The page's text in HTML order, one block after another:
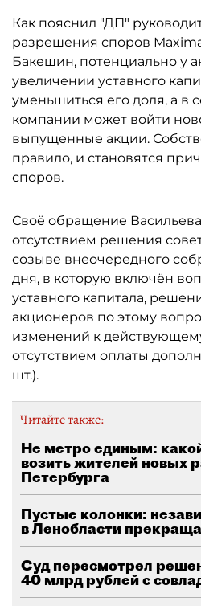
Как пояснил "ДП"
разрешения споров
Бакешин, потенциально у
увеличении уставного
уменьшиться его доля, а в
компании может войти
выпущенные акции.
правило, и становятся
споров.
Своё обращение
отсутствием решения
созыве внеочередного
дня, в которую включён
уставного капитала,
акционеров по этому
изменений к
отсутствием оплаты
шт.).
Читайте также:
Не метро единым:
возить жителей новых
Петербурга
Пустые колонки:
в Ленобласти
Суд пересмотрел
40 млрд рублей с